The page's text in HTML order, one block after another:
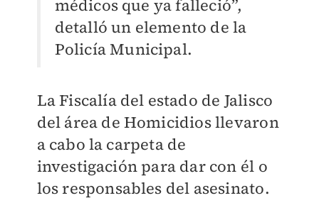
médicos que ya falleció”,
detalló un elemento de la
Policía Municipal.
La Fiscalía del estado de Jalisco
del área de Homicidios llevaron
a cabo la carpeta de
investigación para dar con él o
los responsables del asesinato.